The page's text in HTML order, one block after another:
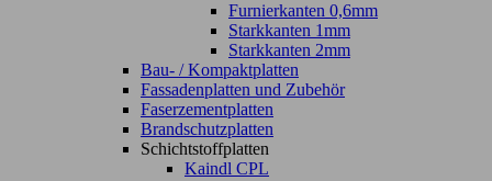
Furnierkanten 0,6mm
Starkkanten 1mm
Starkkanten 2mm
Bau- / Kompaktplatten
Fassadenplatten und Zubehör
Faserzementplatten
Brandschutzplatten
Schichtstoffplatten
Kaindl CPL